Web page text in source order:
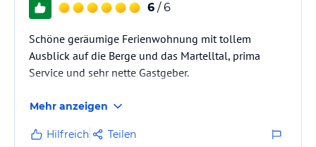
6 / 6
Schöne geräumige Ferienwohnung mit tollem
Ausblick auf die Berge und das Martelltal, prima
Service und sehr nette Gastgeber.
Mehr anzeigen
Hilfreich Teilen